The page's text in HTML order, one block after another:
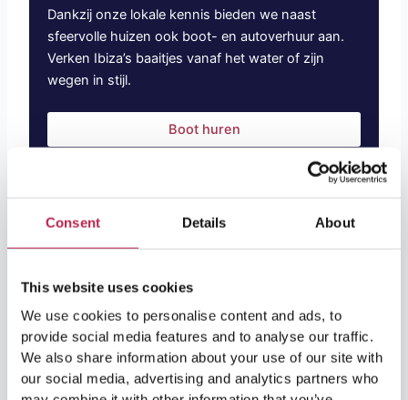
Consent Details About
This website uses cookies
We use cookies to personalise content and ads, to
provide social media features and to analyse our traffic.
We also share information about your use of our site with
our social media, advertising and analytics partners who
Dankzij onze lokale kennis bieden we naast
sfeervolle huizen ook boot- en autoverhuur aan.
Verken Ibiza’s baaitjes vanaf het water of zijn
wegen in stijl.
Boot huren